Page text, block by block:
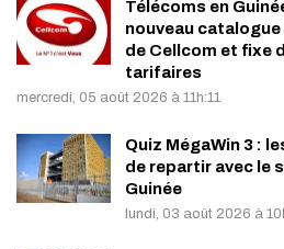
Télécoms en
nouveau
de Cellcom et fixe
tarifaires
mercredi, 05 août 2026 à 11h:11
Quiz MégaWin 3 :
de repartir avec le
Guinée
lundi, 03 août 2026 à